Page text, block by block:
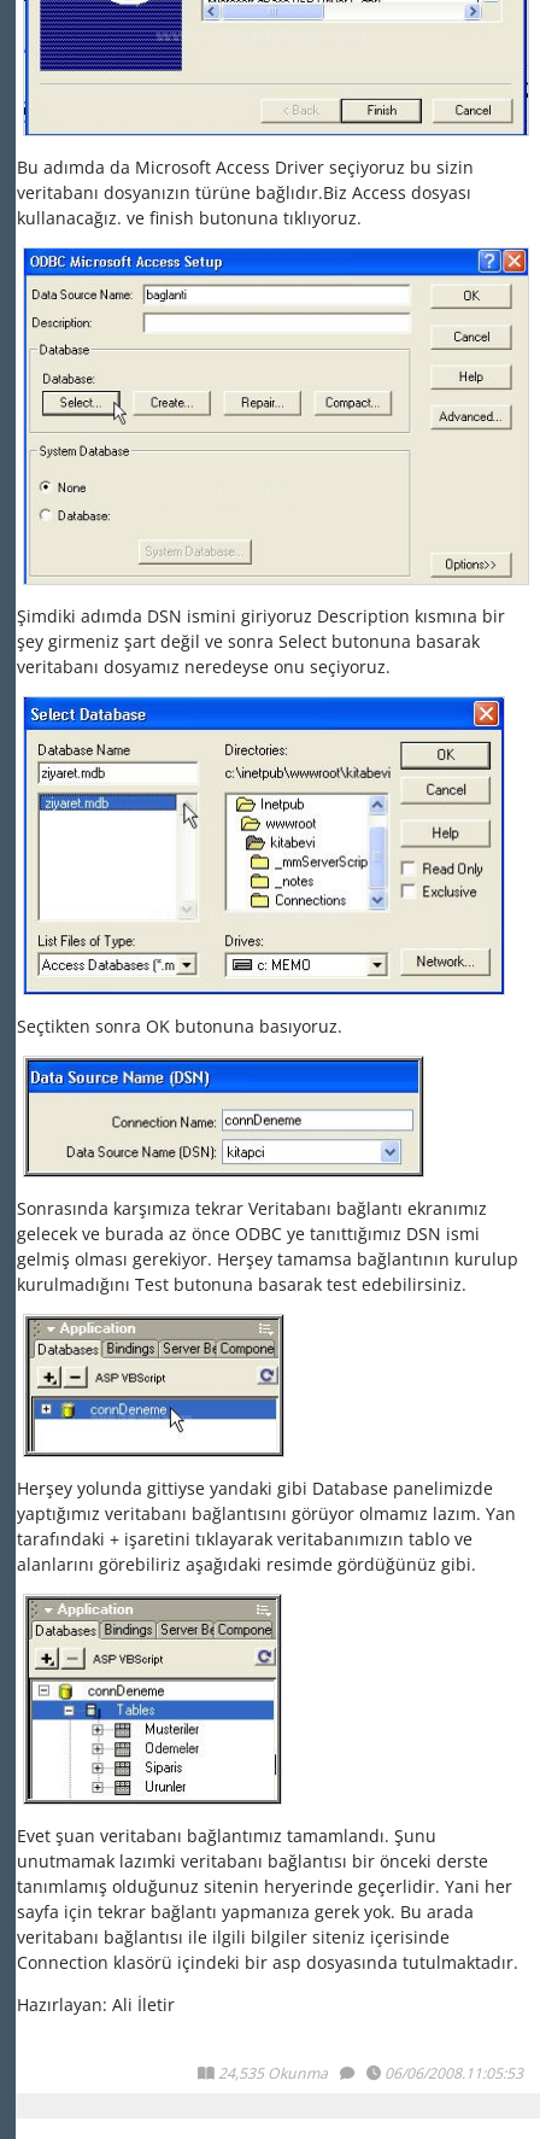
Bu adımda da Microsoft Access Driver seçiyoruz bu sizin
veritabanı dosyanızın türüne bağlıdır.Biz Access dosyası
kullanacağız. ve finish butonuna tıklıyoruz.
Şimdiki adımda DSN ismini giriyoruz Description kısmına bir
şey girmeniz şart değil ve sonra Select butonuna basarak
veritabanı dosyamız neredeyse onu seçiyoruz.
Seçtikten sonra OK butonuna basıyoruz.
Sonrasında karşımıza tekrar Veritabanı bağlantı ekranımız
gelecek ve burada az önce ODBC ye tanıttığımız DSN ismi
gelmiş olması gerekiyor. Herşey tamamsa bağlantının kurulup
kurulmadığını Test butonuna basarak test edebilirsiniz.
Herşey yolunda gittiyse yandaki gibi Database panelimizde
yaptığımız veritabanı bağlantısını görüyor olmamız lazım. Yan
tarafındaki + işaretini tıklayarak veritabanımızın tablo ve
alanlarını görebiliriz aşağıdaki resimde gördüğünüz gibi.
Evet şuan veritabanı bağlantımız tamamlandı. Şunu
unutmamak lazımki veritabanı bağlantısı bir önceki derste
tanımlamış olduğunuz sitenin heryerinde geçerlidir. Yani her
sayfa için tekrar bağlantı yapmanıza gerek yok. Bu arada
veritabanı bağlantısı ile ilgili bilgiler siteniz içerisinde
Connection klasörü içindeki bir asp dosyasında tutulmaktadır.
Hazırlayan: Ali İletir
24,535 Okunma 06/06/2008.11:05:53